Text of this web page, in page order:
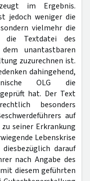
im Ergebnis.
jedoch weniger die
vielmehr die
die Textdatei des
unantastbaren
zuzurechnen ist.
dahingehend,
OLG die
hat. Der Text
besonders
auf
seiner Erkrankung
Lebenskrise
darauf
nach Angabe des
diesem geführten